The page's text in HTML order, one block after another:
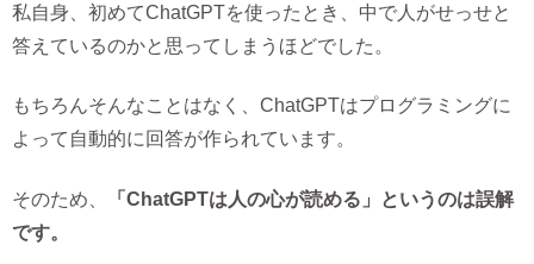
私自身、初めてChatGPTを使ったとき、中で人がせっせと
答えているのかと思ってしまうほどでした。
もちろんそんなことはなく、ChatGPTはプログラミングに
よって自動的に回答が作られています。
そのため、
「ChatGPTは人の心が読める」というのは誤解
です。